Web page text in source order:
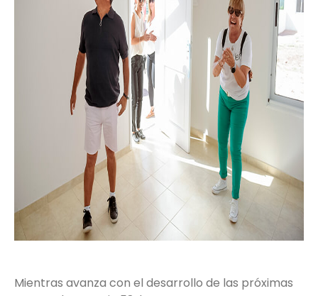
Mientras avanza con el desarrollo de las próximas